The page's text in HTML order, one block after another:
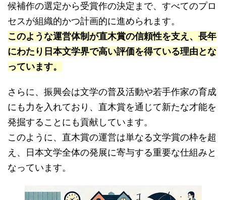
候補作の選定から受賞作の決定まで、すべてのプロ
セスが組織的かつ計画的に進められます。
このような運営体制が直木賞の信頼性を支え、長年
にわたり日本文学界で高い評価を得ている理由とな
っています。
さらに、振興会は文学の普及活動や若手作家の育成
にも力を入れており、直木賞を通じて新たな才能を
発掘することにも貢献しています。
このように、直木賞の運営は単なる文学賞の枠を超
え、日本文学全体の発展に寄与する重要な仕組みと
なっています。